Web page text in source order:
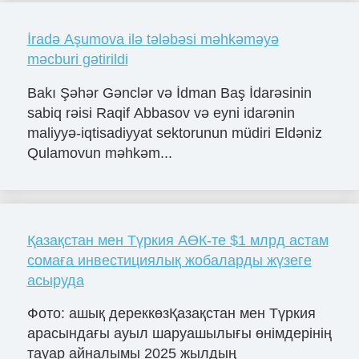
İradə Aşumova ilə tələbəsi məhkəməyə
məcburi gətirildi
Bakı Şəhər Gənclər və İdman Baş İdarəsinin
sabiq rəisi Raqif Abbasov və eyni idarənin
maliyyə-iqtisadiyyat sektorunun müdiri Eldəniz
Qulamovun məhkəm...
Қазақстан мен Түркия АӨК-те $1 млрд астам
сомаға инвестициялық жобаларды жүзеге
асыруда
Фото: ашық дереккөзҚазақстан мен Түркия
арасындағы ауыл шаруашылығы өнімдерінің
тауар айналымы 2025 жылдың